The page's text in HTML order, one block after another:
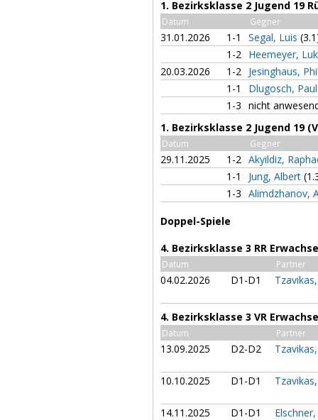
1. Bezirksklasse 2 Jugend 19
Datum Gegner
31.01.2026 1-1 Segal, Luis
1-2 Heemeyer,
20.03.2026
1-2 Jesinghaus,
1-1
Dlugosch,
1-3 nicht
1. Bezirksklasse 2 Jugend 19
Datum Gegner
29.11.2025 1-2 Akyildiz,
1-1
Jung, Albert
1-3 Alimdzhanov,
Doppel-Spiele
4. Bezirksklasse 3 RR
Datum Partner
04.02.2026 D1-D1
4. Bezirksklasse 3 VR
Datum Partner
13.09.2025 D2-D2
10.10.2025 D1-D1
14.11.2025 D1-D1